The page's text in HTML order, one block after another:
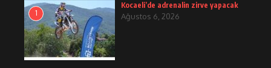
1
Kocaeli’de adrenalin zirve yapacak
Ağustos 6, 2026